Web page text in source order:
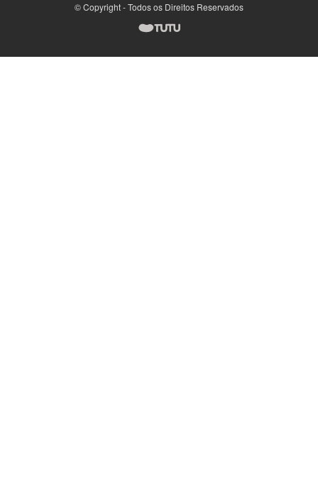
© Copyright - Todos os Direitos Reservados